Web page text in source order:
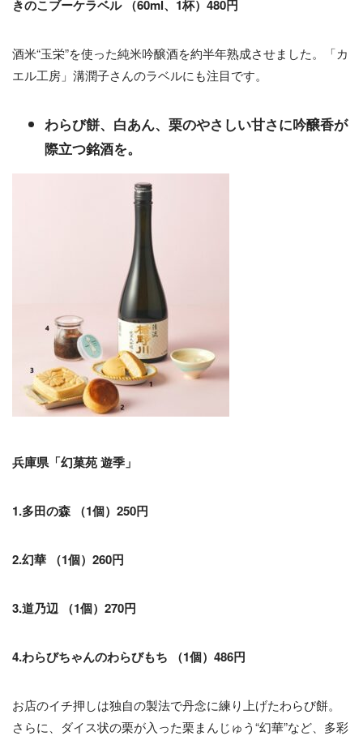
きのこブーケラベル （60ml、1杯）480円
酒米“玉栄”を使った純米吟醸酒を約半年熟成させました。「カ
エル工房」溝潤子さんのラベルにも注目です。
わらび餅、白あん、栗のやさしい甘さに吟醸香が
際立つ銘酒を。
兵庫県「幻菓苑 遊季」
1.多田の森 （1個）250円
2.幻華 （1個）260円
3.道乃辺 （1個）270円
4.わらびちゃんのわらびもち （1個）486円
お店のイチ押しは独自の製法で丹念に練り上げたわらび餅。
さらに、ダイス状の栗が入った栗まんじゅう“幻華”など、多彩